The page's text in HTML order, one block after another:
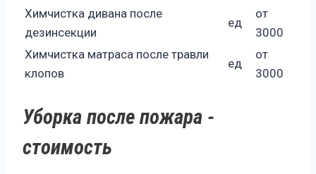
Химчистка дивана после
дезинсекции
ед
от
3000
Химчистка матраса после травли
клопов
ед
от
3000
Уборка после пожара -
стоимость